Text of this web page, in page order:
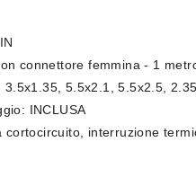
connettore femmina - 1
5.5x2.1, 5.5x2.5,
INCLUSA
cortocircuito, interruzione